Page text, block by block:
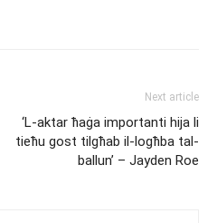
Next article
‘L-aktar ħaġa importanti hija li
tieħu gost tilgħab il-logħba tal-
ballun’ – Jayden Roe